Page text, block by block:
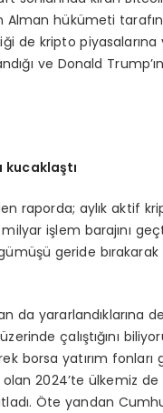
hükümeti
de kripto
ve Donald
kucaklaştı
raporda; aylık aktif
işlem barajını
geride
da yararlandıklarına
çalıştığını
borsa yatırım
olan 2024’te ülkemiz
Öte yandan